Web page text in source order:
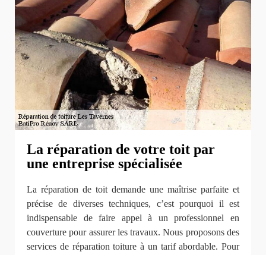
La réparation de votre toit par
une entreprise spécialisée
La réparation de toit demande une maîtrise parfaite et
précise de diverses techniques, c’est pourquoi il est
indispensable de faire appel à un professionnel en
couverture pour assurer les travaux. Nous proposons des
services de réparation toiture à un tarif abordable. Pour